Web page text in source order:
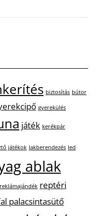
biztosítás bútor
gyerekülés
játék kerékpár
játékok lakberendezés led
ablak
reklámajándék reptéri
palacsintasütő